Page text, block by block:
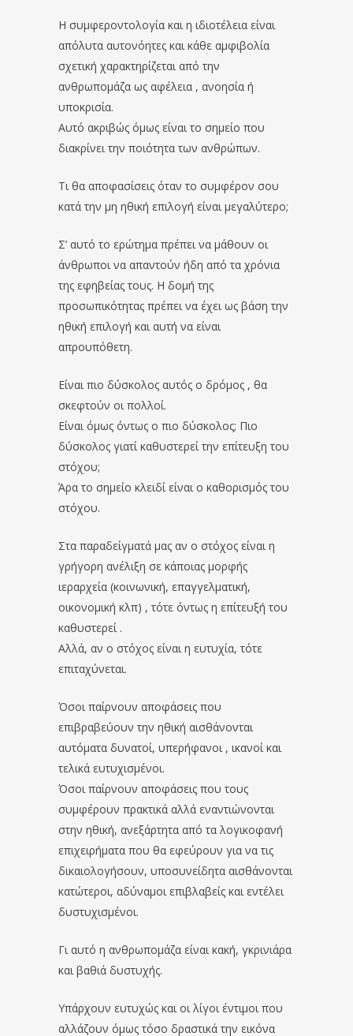
Η συμφεροντολογία και η ιδιοτέλεια είναι
απόλυτα αυτονόητες και κάθε αμφιβολία
σχετική χαρακτηρίζεται από την
ανθρωπομάζα ως αφέλεια , ανοησία ή
υποκρισία.
Αυτό ακριβώς όμως είναι το σημείο που
διακρίνει την ποιότητα των ανθρώπων.
Τι θα αποφασίσεις όταν το συμφέρον σου
κατά την μη ηθική επιλογή είναι μεγαλύτερο;
Σ’ αυτό το ερώτημα πρέπει να μάθουν οι
άνθρωποι να απαντούν ήδη από τα χρόνια
της εφηβείας τους. Η δομή της
προσωπικότητας πρέπει να έχει ως βάση την
ηθική επιλογή και αυτή να είναι
απρουπόθετη.
Είναι πιο δύσκολος αυτός ο δρόμος , θα
σκεφτούν οι πολλοί.
Είναι όμως όντως ο πιο δύσκολος; Πιο
δύσκολος γιατί καθυστερεί την επίτευξη του
στόχου;
Άρα το σημείο κλειδί είναι ο καθορισμός του
στόχου.
Στα παραδείγματά μας αν ο στόχος είναι η
γρήγορη ανέλιξη σε κάποιας μορφής
ιεραρχεία (κοινωνική, επαγγελματική,
οικονομική κλπ) , τότε όντως η επίτευξή του
καθυστερεί .
Αλλά, αν ο στόχος είναι η ευτυχία, τότε
επιταχύνεται.
Όσοι παίρνουν αποφάσεις που
επιβραβεύουν την ηθική αισθάνονται
αυτόματα δυνατοί, υπερήφανοι , ικανοί και
τελικά ευτυχισμένοι.
Όσοι παίρνουν αποφάσεις που τους
συμφέρουν πρακτικά αλλά εναντιώνονται
στην ηθική, ανεξάρτητα από τα λογικοφανή
επιχειρήματα που θα εφεύρουν για να τις
δικαιολογήσουν, υποσυνείδητα αισθάνονται
κατώτεροι, αδύναμοι επιβλαβείς και εντέλει
δυστυχισμένοι.
Γι αυτό η ανθρωπομάζα είναι κακή, γκρινιάρα
και βαθιά δυστυχής.
Υπάρχουν ευτυχώς και οι λίγοι έντιμοι που
αλλάζουν όμως τόσο δραστικά την εικόνα